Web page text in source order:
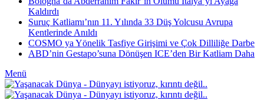
Kaldırdı
Suruç Katliamı’nın 11. Yılında 33 Düş Yolcusu Avrupa
Kentlerinde Anıldı
COSMO ya Yönelik Tasfiye Girişimi ve Çok Dilliliğe Darbe
ABD’nin Gestapo’suna Dönüşen ICE’den Bir Katliam Daha
Menü